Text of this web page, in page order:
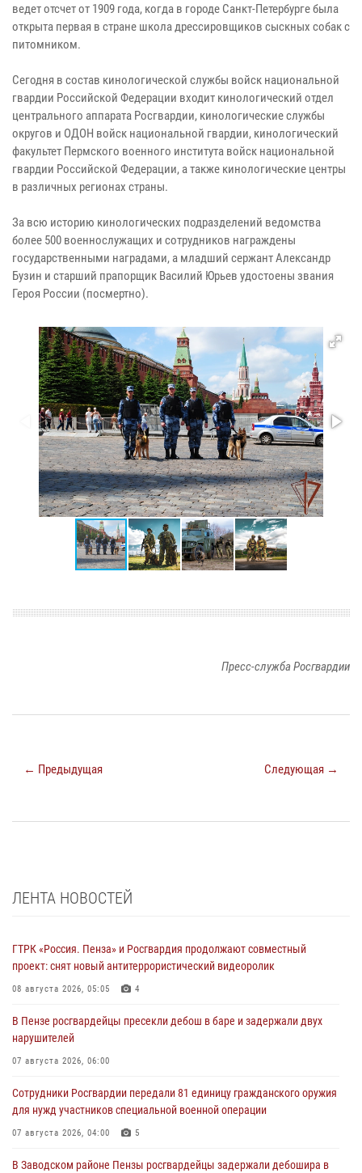
ведет отсчет от 1909 года, когда в городе Санкт-Петербурге была
открыта первая в стране школа дрессировщиков сыскных собак с
питомником.
Сегодня в состав кинологической службы войск национальной
гвардии Российской Федерации входит кинологический отдел
центрального аппарата Росгвардии, кинологические службы
округов и ОДОН войск национальной гвардии, кинологический
факультет Пермского военного института войск национальной
гвардии Российской Федерации, а также кинологические центры
в различных регионах страны.
За всю историю кинологических подразделений ведомства
более 500 военнослужащих и сотрудников награждены
государственными наградами, а младший сержант Александр
Бузин и старший прапорщик Василий Юрьев удостоены звания
Героя России (посмертно).
Пресс-служба Росгвардии
← Предыдущая Следующая →
ЛЕНТА НОВОСТЕЙ
ГТРК «Россия. Пенза» и Росгвардия продолжают совместный
проект: снят новый антитеррористический видеоролик
08 августа 2026, 05:05 4
В Пензе росгвардейцы пресекли дебош в баре и задержали двух
нарушителей
07 августа 2026, 06:00
Сотрудники Росгвардии передали 81 единицу гражданского оружия
для нужд участников специальной военной операции
07 августа 2026, 04:00 5
В Заводском районе Пензы росгвардейцы задержали дебошира в